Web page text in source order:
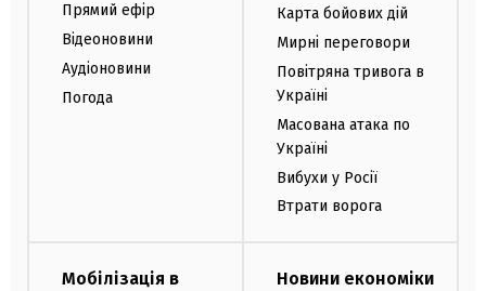
Прямий ефір
Відеоновини
Аудіоновини
Погода
Карта бойових дій
Мирні переговори
Повітряна тривога в
Україні
Масована атака по
Україні
Вибухи у Росії
Втрати ворога
Мобілізація в
Новини економіки